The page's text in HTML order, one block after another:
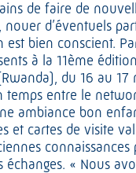
de faire de
nouer d’éventuels
est bien conscient.
à la 11ème
du 16 au 17
temps entre le
ambiance bon
et cartes de visite
échanges. « Nous